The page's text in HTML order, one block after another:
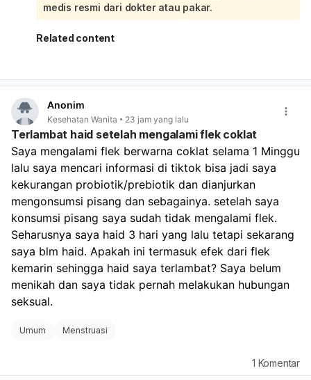
sangat mungkin dipengaruhi oleh perubahan hormon
akibat penghentian pil. Setelah stop pil KB, tubuh
memang bisa butuh waktu untuk menyesuaikan siklus
dalam beberapa hari, kemungkinan masih dalam batas
Jika darah sangat banyak, keluar gumpalan besar,
atau Anda sampai sangat lemas/pusing, perlu segera
diperiksa.
Jika ada kemungkinan hamil, tetap lakukan tes
kehamilan, karena berhenti pil KB dan hubungan tanpa
perlindungan tetap ada risiko hamil. Untuk memantau:
Catat tanggal mulai dan selesai perdarahan.
Perhatikan banyaknya darah, warna, dan apakah nyeri
makin berat.
Bila haid tidak teratur terus selama 2–3 bulan,
konsultasi ke dokter. Kalau keluhan kram dan lemas
cukup mengganggu, sebaiknya kontrol ke dokter
kandungan agar dipastikan apakah ini hanya efek
berhenti pil KB atau ada penyebab lain.
medis resmi dari dokter atau pakar.
Related content
Anonim
Kesehatan Wanita 23 jam yang lalu
Terlambat haid setelah mengalami flek coklat
Saya mengalami flek berwarna coklat selama 1 Minggu
lalu saya mencari informasi di tiktok bisa jadi saya
kekurangan probiotik/prebiotik dan dianjurkan
mengonsumsi pisang dan sebagainya. setelah saya
konsumsi pisang saya sudah tidak mengalami flek.
Seharusnya saya haid 3 hari yang lalu tetapi sekarang
saya blm haid. Apakah ini termasuk efek dari flek
kemarin sehingga haid saya terlambat? Saya belum
menikah dan saya tidak pernah melakukan hubungan
seksual.
Umum Menstruasi
1 Komentar